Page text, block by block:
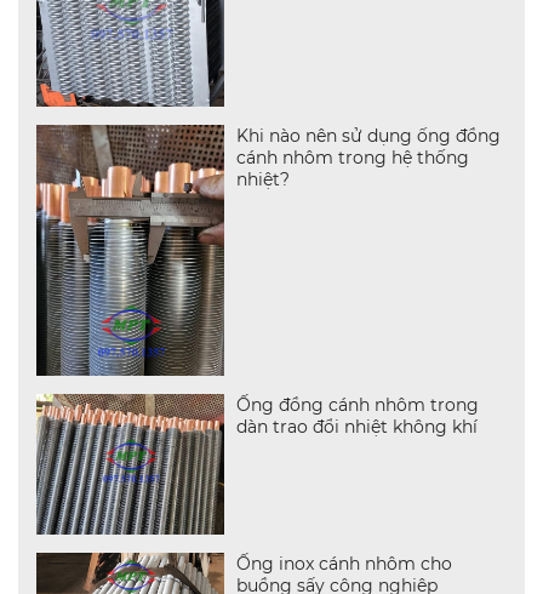
Khi nào nên sử dụng ống đồng
cánh nhôm trong hệ thống
nhiệt?
Ống đồng cánh nhôm trong
dàn trao đổi nhiệt không khí
Ống inox cánh nhôm cho
buồng sấy công nghiệp